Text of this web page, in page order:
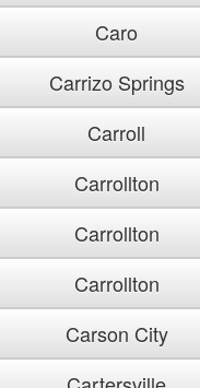
Caro
Carrizo Springs
Carroll
Carrollton
Carrollton
Carrollton
Carson City